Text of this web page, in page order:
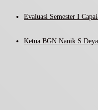
Evaluasi Semester I
Ketua BGN Nanik S